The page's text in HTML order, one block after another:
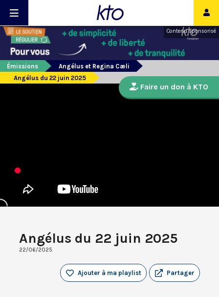
Contenu sponsorisé
Émissions
Angélus et Regina Cæli
Angélus du 22 juin 2025
Angélus du 22 juin 2025
22/06/2025
Partager
Ajouter à ma playlist
Faire un don à KTO